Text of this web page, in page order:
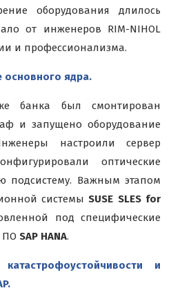
оборудования длилось
от инженеров RIM-NIHOL
и профессионализма.
основного ядра.
банка был смонтирован
и запущено оборудование
настроили сервер
оптические
подсистему. Важным этапом
системыSUSE SLES for
под специфические
ПО SAP HANA.
и